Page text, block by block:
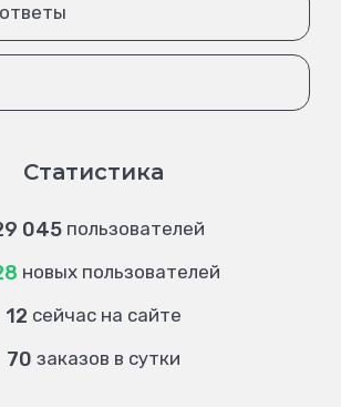
Статистика
045 пользователей
новых пользователей
12 сейчас на сайте
70 заказов в сутки